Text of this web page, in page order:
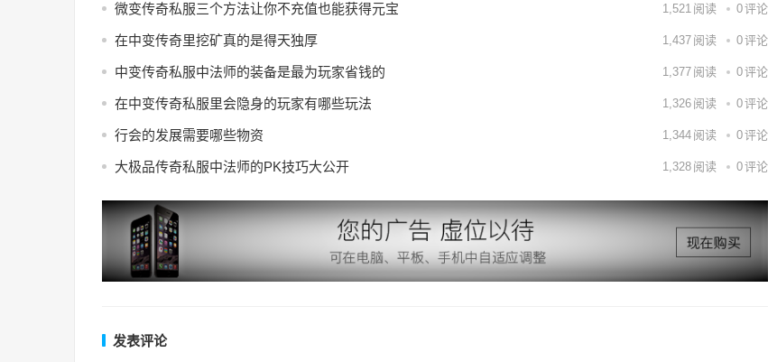
微变传奇私服三个方法让你不充值也能获得元宝 1,521 阅读 0评论
在中变传奇里挖矿真的是得天独厚 1,437 阅读 0评论
中变传奇私服中法师的装备是最为玩家省钱的 1,377 阅读 0评论
在中变传奇私服里会隐身的玩家有哪些玩法 1,326 阅读 0评论
行会的发展需要哪些物资 1,344 阅读 0评论
大极品传奇私服中法师的PK技巧大公开 1,328 阅读 0评论
发表评论